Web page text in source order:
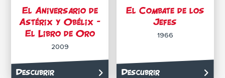
El Aniversario de
Astérix y Obélix –
El Libro de Oro
2009
Descubrir
El Combate de los
Jefes
1966
Descubrir